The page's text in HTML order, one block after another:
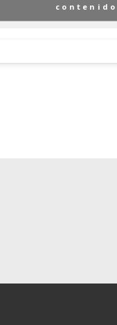
contenido